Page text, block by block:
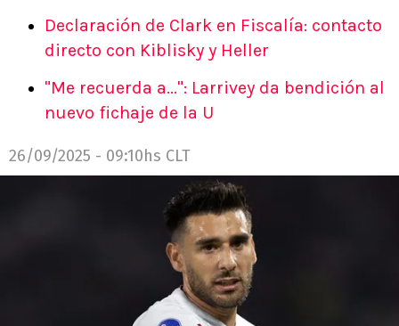
Declaración de Clark en Fiscalía: contacto
directo con Kiblisky y Heller
"Me recuerda a...": Larrivey da bendición al
nuevo fichaje de la U
26/09/2025 - 09:10hs CLT